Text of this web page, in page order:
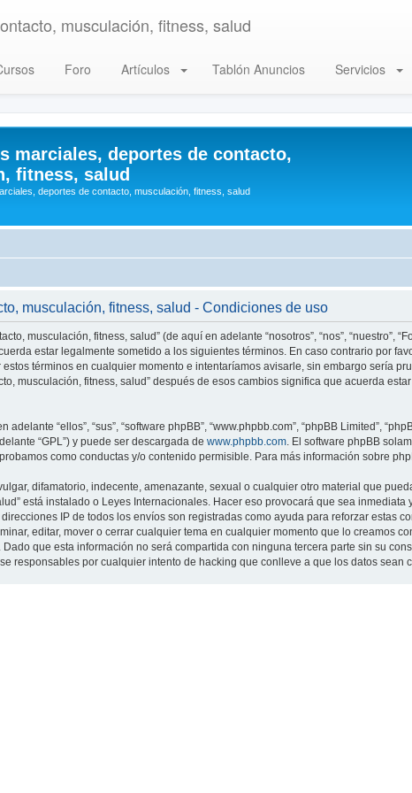
musculación, fitness, salud
Foro Artículos Tablón Anuncios Servicios
marciales, deportes de contacto,
fitness, salud
deportes de contacto, musculación, fitness, salud
musculación, fitness, salud - Condiciones de uso
musculación, fitness, salud” (de aquí en adelante “nosotros”, “nos”, “nuestro”,
estar legalmente sometido a los siguientes términos. En caso contrario por
términos en cualquier momento e intentaríamos avisarle, sin embargo sería
musculación, fitness, salud” después de esos cambios significa que acuerda
“ellos”, “sus”, “software phpBB”, “www.phpbb.com”, “phpBB Limited”,
“GPL”) y puede ser descargada de www.phpbb.com. El software phpBB
como conductas y/o contenido permisible. Para más información sobre
difamatorio, indecente, amenazante, sexual o cualquier otro material que
está instalado o Leyes Internacionales. Hacer eso provocará que sea
IP de todos los envíos son registradas como ayuda para reforzar estas
editar, mover o cerrar cualquier tema en cualquier momento que lo creamos
que esta información no será compartida con ninguna tercera parte sin su
responsables por cualquier intento de hacking que conlleve a que los datos sean